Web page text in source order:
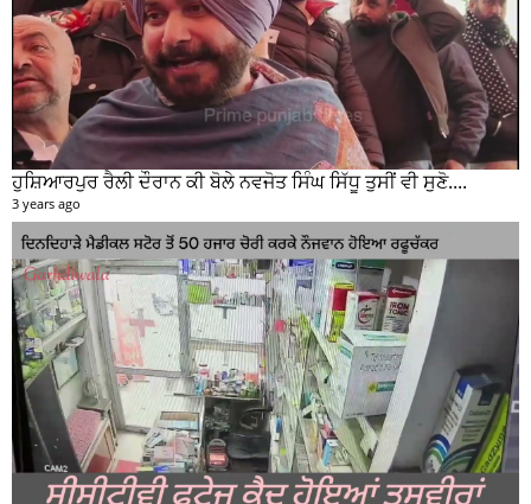
ਹੁਸ਼ਿਆਰਪੁਰ ਰੈਲੀ ਦੌਰਾਨ ਕੀ ਬੋਲੇ ਨਵਜੋਤ ਸਿੰਘ ਸਿੱਧੂ ਤੁਸੀਂ ਵੀ ਸੁਣੋ....
3 years ago